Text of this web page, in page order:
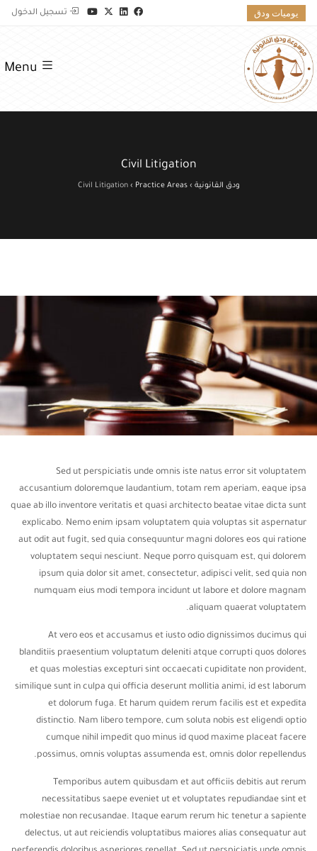
يوميات ودق تسجيل الدخول
Menu
Civil Litigation
ودق القانونية ›
Practice Areas
›
Civil Litigation
Sed ut perspiciatis unde omnis iste natus error sit voluptatem
accusantium doloremque laudantium, totam rem aperiam, eaque ipsa
quae ab illo inventore veritatis et quasi architecto beatae vitae dicta sunt
explicabo. Nemo enim ipsam voluptatem quia voluptas sit aspernatur
aut odit aut fugit, sed quia consequuntur magni dolores eos qui ratione
voluptatem sequi nesciunt. Neque porro quisquam est, qui dolorem
ipsum quia dolor sit amet, consectetur, adipisci velit, sed quia non
numquam eius modi tempora incidunt ut labore et dolore magnam
aliquam quaerat voluptatem.
At vero eos et accusamus et iusto odio dignissimos ducimus qui
blanditiis praesentium voluptatum deleniti atque corrupti quos dolores
et quas molestias excepturi sint occaecati cupiditate non provident,
similique sunt in culpa qui officia deserunt mollitia animi, id est laborum
et dolorum fuga. Et harum quidem rerum facilis est et expedita
distinctio. Nam libero tempore, cum soluta nobis est eligendi optio
cumque nihil impedit quo minus id quod maxime placeat facere
possimus, omnis voluptas assumenda est, omnis dolor repellendus.
Temporibus autem quibusdam et aut officiis debitis aut rerum
necessitatibus saepe eveniet ut et voluptates repudiandae sint et
molestiae non recusandae. Itaque earum rerum hic tenetur a sapiente
delectus, ut aut reiciendis voluptatibus maiores alias consequatur aut